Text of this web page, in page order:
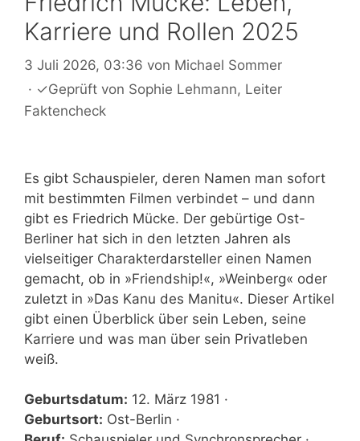
Karriere und Rollen 2025
3 Juli 2026, 03:36 von Michael Sommer
· ✓Geprüft von Sophie Lehmann, Leiter
Faktencheck
Es gibt Schauspieler, deren Namen man sofort
mit bestimmten Filmen verbindet – und dann
gibt es Friedrich Mücke. Der gebürtige Ost-
Berliner hat sich in den letzten Jahren als
vielseitiger Charakterdarsteller einen Namen
gemacht, ob in »Friendship!«, »Weinberg« oder
zuletzt in »Das Kanu des Manitu«. Dieser Artikel
gibt einen Überblick über sein Leben, seine
Karriere und was man über sein Privatleben
weiß.
Geburtsdatum: 12. März 1981 ·
Geburtsort: Ost-Berlin ·